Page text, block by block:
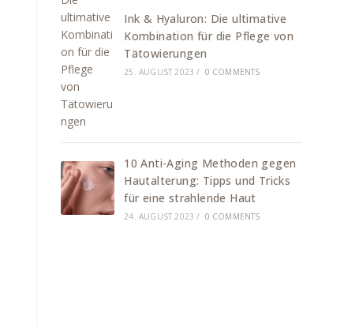
Ink & Hyaluron: Die ultimative
Kombination für die Pflege von
Tätowierungen
25. AUGUST 2023 / 0 COMMENTS
10 Anti-Aging Methoden gegen
Hautalterung: Tipps und Tricks
für eine strahlende Haut
24. AUGUST 2023 / 0 COMMENTS